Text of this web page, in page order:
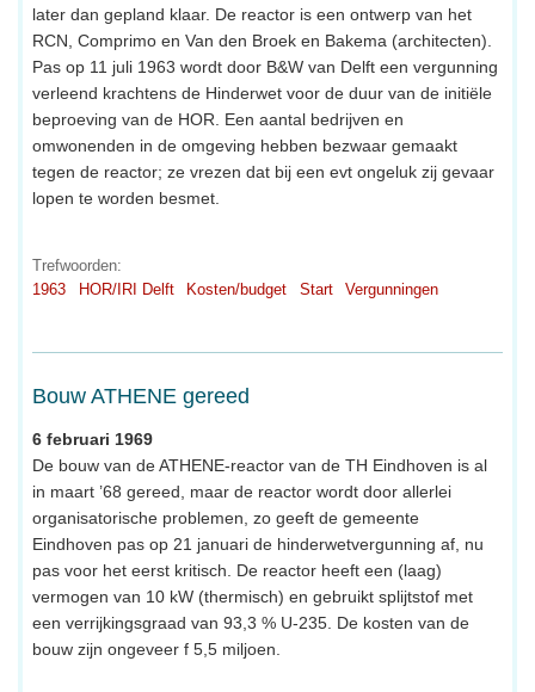
later dan gepland klaar. De reactor is een ontwerp van het
RCN, Comprimo en Van den Broek en Bakema (architecten).
Pas op 11 juli 1963 wordt door B&W van Delft een vergunning
verleend krachtens de Hinderwet voor de duur van de initiële
beproeving van de HOR. Een aantal bedrijven en
omwonenden in de omgeving hebben bezwaar gemaakt
tegen de reactor; ze vrezen dat bij een evt ongeluk zij gevaar
lopen te worden besmet.
Trefwoorden:
1963
HOR/IRI Delft Kosten/budget Start Vergunningen
Bouw ATHENE gereed
6 februari 1969
De bouw van de ATHENE-reactor van de TH Eindhoven is al
in maart ’68 gereed, maar de reactor wordt door allerlei
organisatorische problemen, zo geeft de gemeente
Eindhoven pas op 21 januari de hinderwetvergunning af, nu
pas voor het eerst kritisch. De reactor heeft een (laag)
vermogen van 10 kW (thermisch) en gebruikt splijtstof met
een verrijkingsgraad van 93,3 % U-235. De kosten van de
bouw zijn ongeveer f 5,5 miljoen.